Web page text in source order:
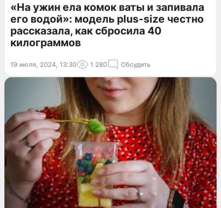
«На ужин ела комок ваты и запивала
его водой»: модель plus-size честно
рассказала, как сбросила 40
килограммов
19 июля, 2024, 13:30 1 280 Обсудить